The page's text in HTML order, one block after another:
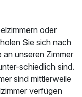
oder
Sie sich nach
unseren Zimmer
schiedlich sind.
sind mittlerweile
verfügen